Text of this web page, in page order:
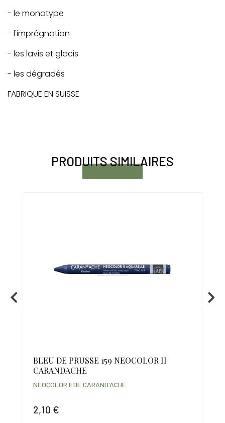
- le monotype
- l'imprégnation
- les lavis et glacis
- les dégradés
FABRIQUE EN SUISSE
PRODUITS SIMILAIRES
BLEU DE PRUSSE 159 NEOCOLOR II
CARANDACHE
2,10 €
NEOCOLOR II DE CARAND'ACHE